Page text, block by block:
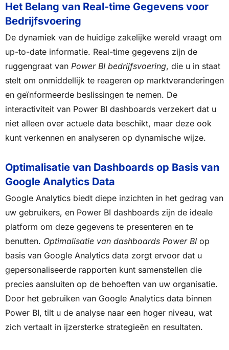
Het Belang van Real-time Gegevens voor
Bedrijfsvoering
De dynamiek van de huidige zakelijke wereld vraagt om
up-to-date informatie. Real-time gegevens zijn de
ruggengraat van Power BI bedrijfsvoering, die u in staat
stelt om onmiddellijk te reageren op marktveranderingen
en geïnformeerde beslissingen te nemen. De
interactiviteit van Power BI dashboards verzekert dat u
niet alleen over actuele data beschikt, maar deze ook
kunt verkennen en analyseren op dynamische wijze.
Optimalisatie van Dashboards op Basis van
Google Analytics Data
Google Analytics biedt diepe inzichten in het gedrag van
uw gebruikers, en Power BI dashboards zijn de ideale
platform om deze gegevens te presenteren en te
benutten. Optimalisatie van dashboards Power BI op
basis van Google Analytics data zorgt ervoor dat u
gepersonaliseerde rapporten kunt samenstellen die
precies aansluiten op de behoeften van uw organisatie.
Door het gebruiken van Google Analytics data binnen
Power BI, tilt u de analyse naar een hoger niveau, wat
zich vertaalt in ijzersterke strategieën en resultaten.